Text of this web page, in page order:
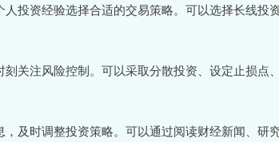
投资经验选择合适的交易策略。可以选择长线投
关注风险控制。可以采取分散投资、设定止损点
及时调整投资策略。可以通过阅读财经新闻、研